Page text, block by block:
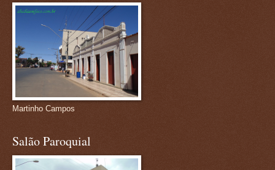
Martinho Campos
Salão Paroquial